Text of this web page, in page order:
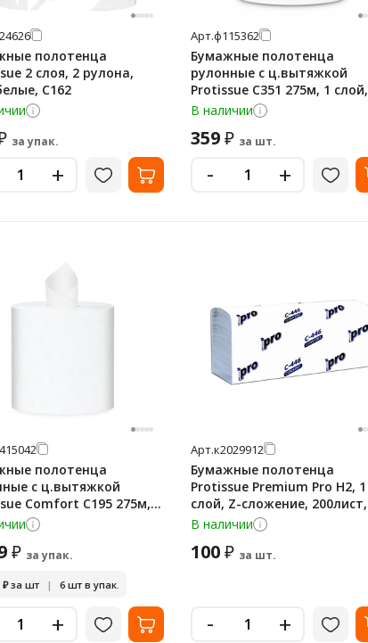
полотенца
2 слоя, 2 рулона,
С162
за упак.
+
Арт.ф115362
Бумажные полотенца
рулонные с ц.вытяжкой
Protissue C351 275м, 1 слой,
белые
В наличии
359₽ за шт.
- +
полотенца
с ц.вытяжкой
Comfort C195 275м, 1
6 рулонов
₽ за упак.
₽за шт | 6 шт в упак.
+
Арт.к2029912
Бумажные полотенца
Protissue Premium Pro H2, 1
слой, Z-сложение, 200лист,
белые, С446
В наличии
100₽ за шт.
- +